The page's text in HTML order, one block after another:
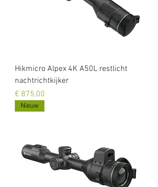
Hikmicro Alpex 4K A50L restlicht
nachtrichtkijker
Prijs
€ 875,00
Nieuw